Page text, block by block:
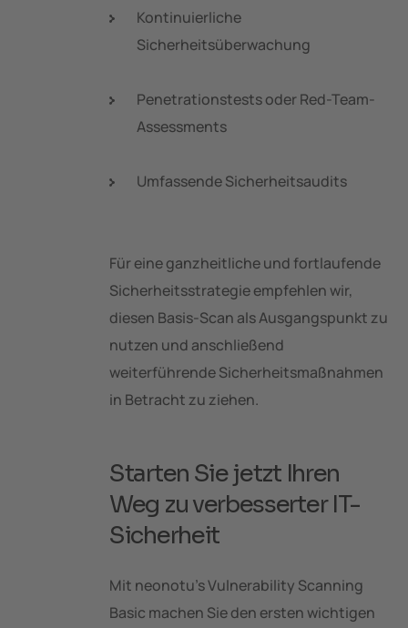
Kontinuierliche
Sicherheitsüberwachung
Penetrationstests oder Red-Team-
Assessments
Umfassende Sicherheitsaudits
Für eine ganzheitliche und fortlaufende
Sicherheitsstrategie empfehlen wir,
diesen Basis-Scan als Ausgangspunkt zu
nutzen und anschließend
weiterführende Sicherheitsmaßnahmen
in Betracht zu ziehen.
Starten Sie jetzt Ihren
Weg zu verbesserter IT-
Sicherheit
Mit neonotu’s Vulnerability Scanning
Basic machen Sie den ersten wichtigen